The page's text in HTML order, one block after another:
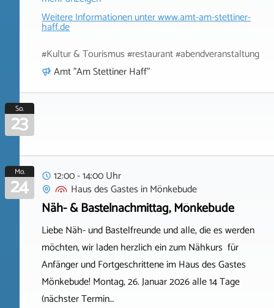
Weitere Informationen unterwww.amt-am-stettiner-
haff.de
#Kultur & Tourismus #restaurant #abendveranstaltung
Amt "Am Stettiner Haff"
So.
23
Mo.
24
12:00 - 14:00 Uhr
Haus des Gastes inMönkebude
Näh- & Bastelnachmittag, Mönkebude
Liebe Näh- und Bastelfreunde und alle, die es werden
möchten, wir laden herzlich ein zum Nähkurs für
Anfänger und Fortgeschrittene im Haus des Gastes
Mönkebude! Montag, 26. Januar 2026 alle 14 Tage
(nächster Termin…